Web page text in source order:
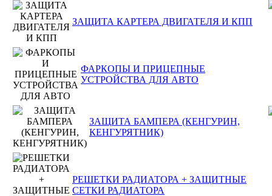
ЗАЩИТА КАРТЕРА ДВИГАТЕЛЯ И КПП
ФАРКОПЫ И ПРИЦЕПНЫЕ
УСТРОЙСТВА ДЛЯ АВТО
ЗАЩИТА БАМПЕРА (КЕНГУРИН,
КЕНГУРЯТНИК)
РЕШЕТКИ РАДИАТОРА + ЗАЩИТНЫЕ
СЕТКИ РАДИАТОРА